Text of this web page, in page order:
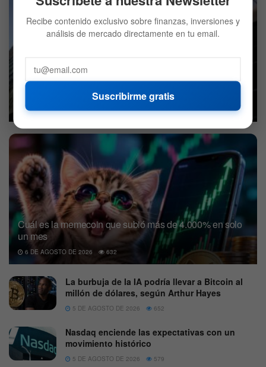
BlackRock decidió vender Bitcoin: ¿Qué compró en su
7 DE AGOSTO DE 2026 686
Cuál es la memecoin que subió más de 4.000% en solo
un mes
6 DE AGOSTO DE 2026 632
La burbuja de la IA podría llevar a Bitcoin al
millón de dólares, según Arthur Hayes
5 DE AGOSTO DE 2026 652
Nasdaq enciende las expectativas con un
movimiento histórico
5 DE AGOSTO DE 2026 579
Recibe contenido exclusivo sobre finanzas, inversiones y
análisis de mercado directamente en tu email.
Suscribirme gratis